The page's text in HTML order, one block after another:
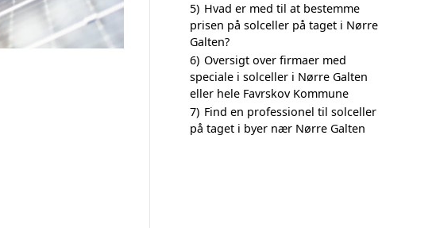
5) Hvad er med til at bestemme
prisen på solceller på taget i Nørre
Galten?
6) Oversigt over firmaer med
speciale i solceller i Nørre Galten
eller hele Favrskov Kommune
7) Find en professionel til solceller
på taget i byer nær Nørre Galten